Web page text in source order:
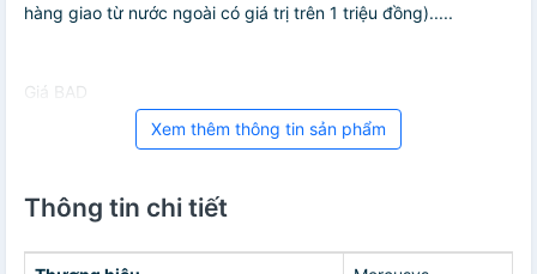
hàng giao từ nước ngoài có giá trị trên 1 triệu đồng).....
Giá BAD
Xem thêm thông tin sản phẩm
Thông tin chi tiết